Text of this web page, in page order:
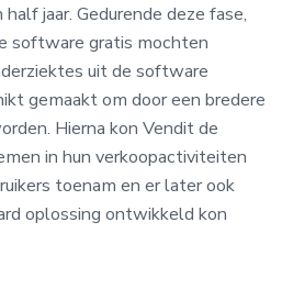
jaar. Gedurende deze fase,
software gratis mochten
uit de software
gemaakt om door een bredere
Hierna kon Vendit de
in hun verkoopactiviteiten
toenam en er later ook
oplossing ontwikkeld kon